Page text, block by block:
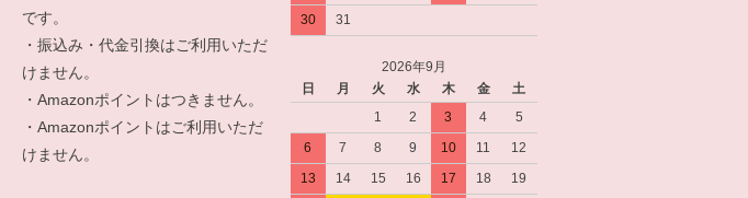
です。
・振込み・代金引換はご利用いただ
けません。
・Amazonポイントはつきません。
・Amazonポイントはご利用いただ
けません。
30
31
2026年9月
日
月 火 水 木 金
土
1
2 3 4
5
6
7 8 9 10 11
12
13
14 15 16 17 18
19